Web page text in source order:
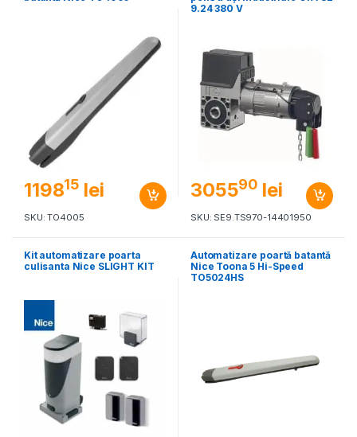
119815 lei
SKU: TO4005
9.24 380 V
305590 lei
SKU: SE9.TS970-14401950
Kit automatizare poarta
culisanta Nice SLIGHT KIT
Automatizare poartă batantă
Nice Toona 5 Hi-Speed
TO5024HS